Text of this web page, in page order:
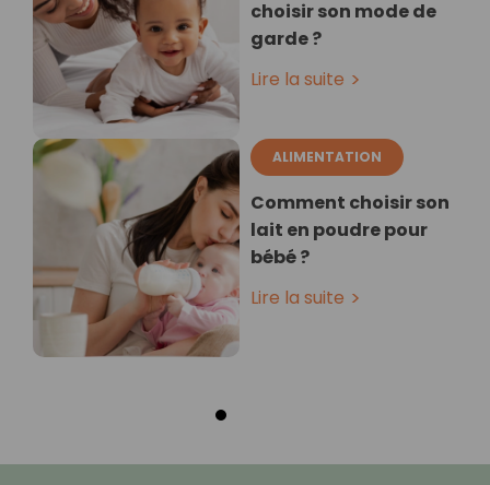
choisir son mode de
garde ?
Lire la suite
ALIMENTATION
Comment choisir son
lait en poudre pour
bébé ?
Lire la suite